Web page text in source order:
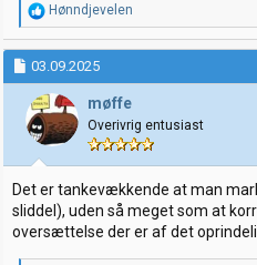
R
e
a
k
s
j
o
n
e
r
:
Hønndjevelen
03.09.2025
møffe
Overivrig entusiast
Det er tankevækkende at man
sliddel), uden så meget som at
oversættelse der er af det